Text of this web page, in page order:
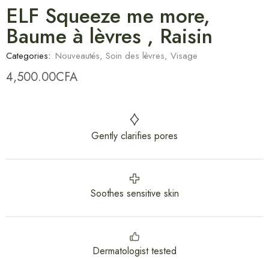
ELF Squeeze me more,
Baume à lèvres , Raisin
Categories: Nouveautés, Soin des lèvres, Visage
4,500.00CFA
Gently clarifies pores
Soothes sensitive skin
Dermatologist tested